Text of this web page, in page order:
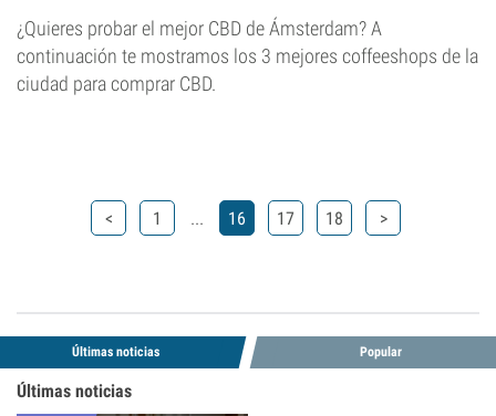
¿Quieres probar el mejor CBD de Ámsterdam? A
continuación te mostramos los 3 mejores coffeeshops de la
ciudad para comprar CBD.
< 1 ... 16 17 18 >
Últimas noticias Popular
Últimas noticias